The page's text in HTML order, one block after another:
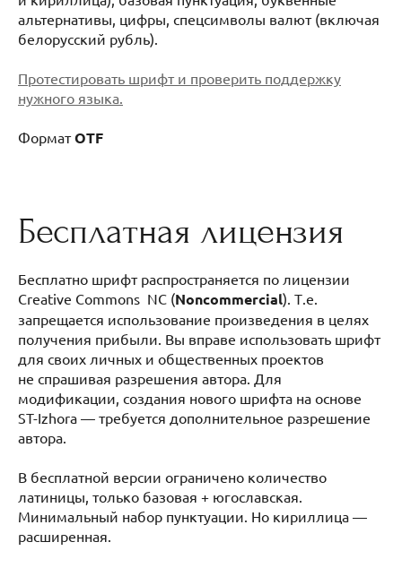
альтернативы, цифры, спецсимволы валют (включая
белорусский рубль).
Протестировать шрифт и проверить поддержку
нужного языка.
ФорматOTF
Бесплатная лицензия
Бесплатно шрифт распространяется по лицензии
Creative Commons NC (Noncommercial). Т.е.
запрещается использование произведения в целях
получения прибыли. Вы вправе использовать шрифт
для своих личных и общественных проектов
не спрашивая разрешения автора. Для
модификации, создания нового шрифта на основе
ST-Izhora — требуется дополнительное разрешение
автора.
В бесплатной версии ограничено количество
латиницы, только базовая + югославская.
Минимальный набор пунктуации. Но кириллица —
расширенная.